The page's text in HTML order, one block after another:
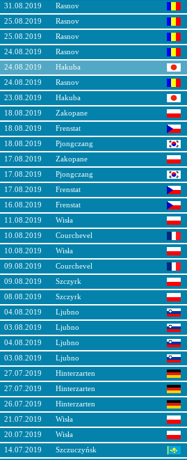
31.08.2019
Rasnov
25.08.2019
Rasnov
25.08.2019
Rasnov
24.08.2019
Rasnov
24.08.2019
Hakuba
24.08.2019
Rasnov
23.08.2019
Hakuba
18.08.2019
Zakopane
18.08.2019
Frenstat
18.08.2019
Pjongczang
17.08.2019
Zakopane
17.08.2019
Pjongczang
17.08.2019
Frenstat
16.08.2019
Frenstat
11.08.2019
Wisła
10.08.2019
Courchevel
10.08.2019
Wisła
09.08.2019
Courchevel
09.08.2019
Szczyrk
08.08.2019
Szczyrk
04.08.2019
Ljubno
03.08.2019
Ljubno
04.08.2019
Ljubno
03.08.2019
Ljubno
27.07.2019
Hinterzarten
27.07.2019
Hinterzarten
26.07.2019
Hinterzarten
21.07.2019
Wisła
20.07.2019
Wisła
14.07.2019
Szczuczyńsk